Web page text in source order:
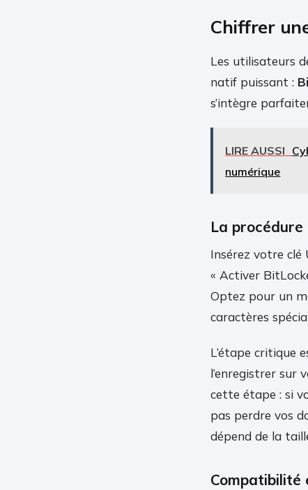
Chiffrer
Les utilisateurs
natif puissant :
s’intègre
LIRE AUSSI
numérique
La procédure
Insérez votre clé
« Activer
Optez pour un
caractères
L’étape critique
l’enregistrer sur
cette étape : si
pas perdre vos
dépend de la
Compatibilité